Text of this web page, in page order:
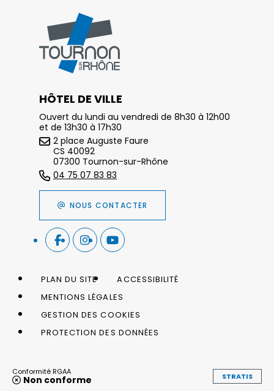
HÔTEL DE VILLE
Ouvert du lundi au vendredi de 8h30 à 12h00
et de 13h30 à 17h30
2 place Auguste Faure
CS 40092
07300 Tournon-sur-Rhône
04 75 07 83 83
NOUS CONTACTER
PLAN DU SITE
ACCESSIBILITÉ
MENTIONS LÉGALES
GESTION DES COOKIES
PROTECTION DES DONNÉES
Conformité RGAA
Non conforme STRATIS